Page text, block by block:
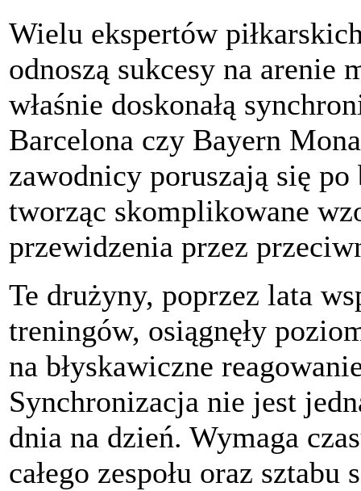
Wielu ekspertów
odnoszą sukcesy na arenie
właśnie doskonałą
Barcelona czy Bayern
zawodnicy poruszają się
tworząc skomplikowane
przewidzenia przez
Te drużyny, poprzez lata
treningów, osiągnęły
na błyskawiczne
Synchronizacja nie jest
dnia na dzień. Wymaga
całego zespołu oraz